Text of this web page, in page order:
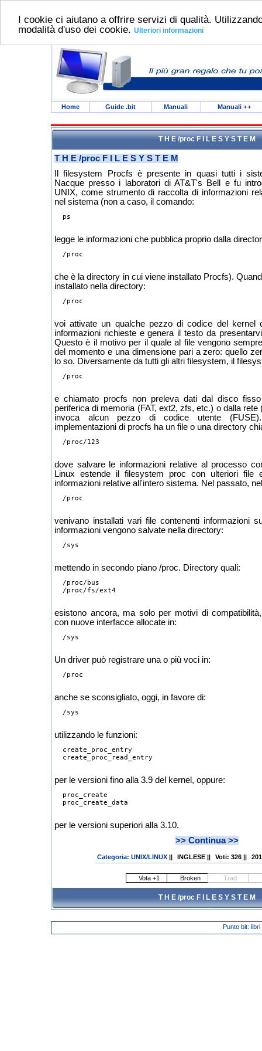
I cookie ci aiutano a offrire servizi di qualità.
modalità d'uso dei cookie. Ulteriori informazioni
Home Guide .bit Manuali Manuali ++
T H E /proc F I L E S Y S T E M
T H E /proc F I L E S Y S T E M
Il filesystem Procfs è presente in quasi tutti i
Nacque presso i laboratori di AT&T's Bell e fu
UNIX, come strumento di raccolta di informazioni
nel sistema (non a caso, il comando:
  ps
legge le informazioni che pubblica proprio dalla
  /proc
che è la directory in cui viene installato Procfs).
installato nella directory:
  /proc
voi attivate un qualche pezzo di codice del kernel
informazioni richieste e genera il testo da
Questo è il motivo per il quale al file vengono
del momento e una dimensione pari a zero: quello
lo so. Diversamente da tutti gli altri filesystem, il
  /proc
e chiamato procfs non preleva dati dal disco
periferica di memoria (FAT, ext2, zfs, etc.) o dalla
invoca alcun pezzo di codice utente
implementazioni di procfs ha un file o una directory
  /proc/123
dove salvare le informazioni relative al processo
Linux estende il filesystem proc con ulteriori file
informazioni relative all'intero sistema. Nel passato,
  /proc
venivano installati vari file contenenti informazioni
informazioni vengono salvate nella directory:
  /sys
mettendo in secondo piano /proc. Directory quali:
  /proc/bus
  /proc/fs/ext4
esistono ancora, ma solo per motivi di
con nuove interfacce allocate in:
  /sys
Un driver può registrare una o più voci in:
  /proc
anche se sconsigliato, oggi, in favore di:
  /sys
utilizzando le funzioni:
  create_proc_entry
  create_proc_read_entry
per le versioni fino alla 3.9 del kernel, oppure:
  proc_create
  proc_create_data
per le versioni superiori alla 3.10.
>> Continua >>
Categoria: UNIX/LINUX || INGLESE|| Voti: 326 ||
T H E /proc F I L E S Y S T E M
Punto bit: